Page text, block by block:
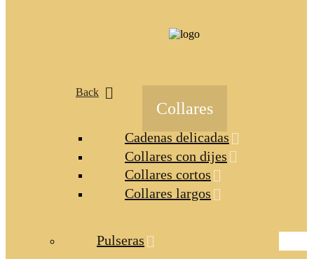
Back
Collares
Cadenas delicadas
Collares con dijes
Collares cortos
Collares largos
Pulseras